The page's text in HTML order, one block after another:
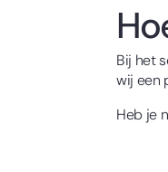
Bij het
wij een
Heb je